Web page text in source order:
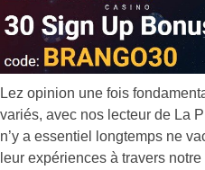
Lez opinion une fois
variés, avec nos lecteur de La
n’y a essentiel longtemps ne
leur expériences à travers